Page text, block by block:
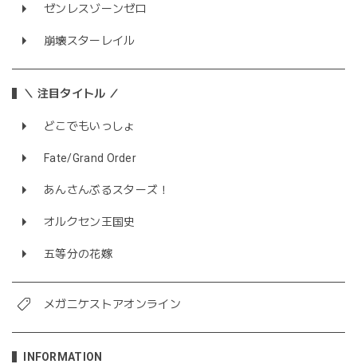
ゼンレスゾーンゼロ
崩壊スターレイル
＼ 注目タイトル ／
どこでもいっしょ
Fate/Grand Order
あんさんぶるスターズ！
オルクセン王国史
五等分の花嫁
メガニケストアオンライン
INFORMATION